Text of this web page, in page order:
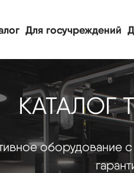
Для госучреждений
КАТАЛОГ
оборудование с